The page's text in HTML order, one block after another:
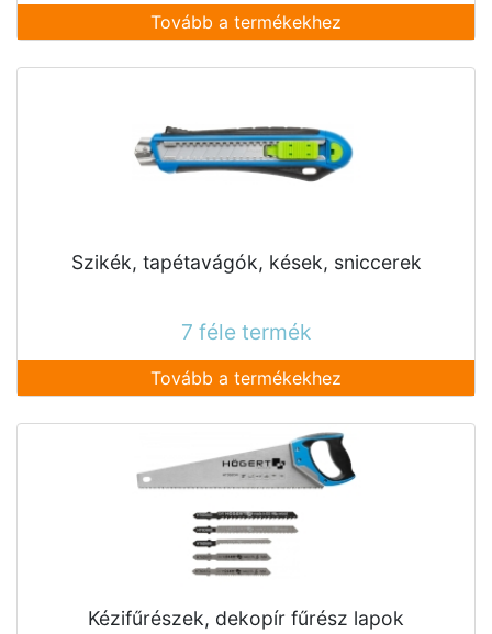
Tovább a termékekhez
Szikék, tapétavágók, kések, sniccerek
7 féle termék
Tovább a termékekhez
Kézifűrészek, dekopír fűrész lapok